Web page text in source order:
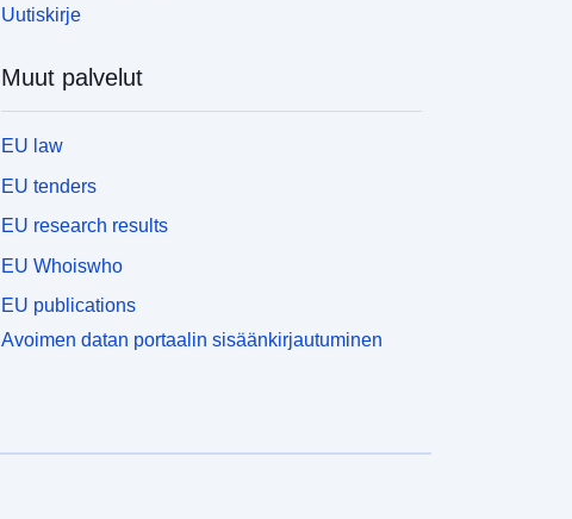
Uutiskirje
Muut palvelut
EU law
EU tenders
EU research results
EU Whoiswho
EU publications
Avoimen datan portaalin sisäänkirjautuminen